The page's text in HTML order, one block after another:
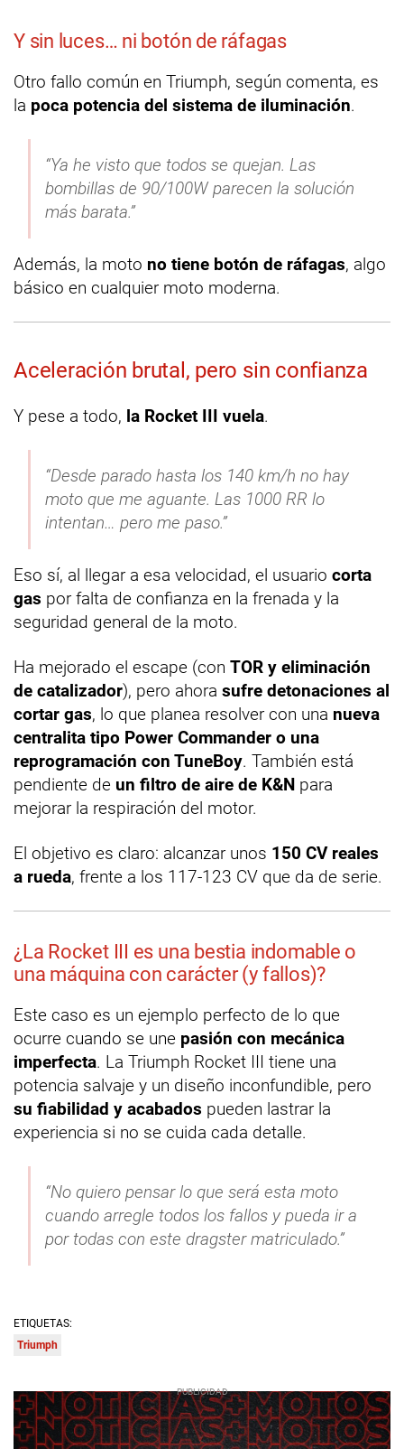
Y sin luces… ni botón de ráfagas
Otro fallo común en Triumph, según comenta, es
la poca potencia del sistema de iluminación.
“Ya he visto que todos se quejan. Las
bombillas de 90/100W parecen la solución
más barata.”
Además, la moto no tiene botón de ráfagas, algo
básico en cualquier moto moderna.
Aceleración brutal, pero sin confianza
Y pese a todo, la Rocket III vuela.
“Desde parado hasta los 140 km/h no hay
moto que me aguante. Las 1000 RR lo
intentan… pero me paso.”
Eso sí, al llegar a esa velocidad, el usuario corta
gas por falta de confianza en la frenada y la
seguridad general de la moto.
Ha mejorado el escape (con TOR y eliminación
de catalizador), pero ahora sufre detonaciones al
cortar gas, lo que planea resolver con una nueva
centralita tipo Power Commander o una
reprogramación con TuneBoy. También está
pendiente de un filtro de aire de K&N para
mejorar la respiración del motor.
El objetivo es claro: alcanzar unos 150 CV reales
a rueda, frente a los 117-123 CV que da de serie.
¿La Rocket III es una bestia indomable o
una máquina con carácter (y fallos)?
Este caso es un ejemplo perfecto de lo que
ocurre cuando se une pasión con mecánica
imperfecta. La Triumph Rocket III tiene una
potencia salvaje y un diseño inconfundible, pero
su fiabilidad y acabados pueden lastrar la
experiencia si no se cuida cada detalle.
“No quiero pensar lo que será esta moto
cuando arregle todos los fallos y pueda ir a
por todas con este dragster matriculado.”
ETIQUETAS:
Triumph